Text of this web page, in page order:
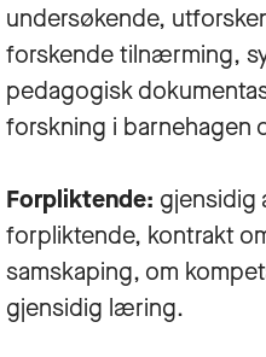
undersøkende,
forskende tilnærming,
pedagogisk
forskning i barnehagen
Forpliktende: gjensidig
forpliktende, kontrakt
samskaping, om
gjensidig læring.